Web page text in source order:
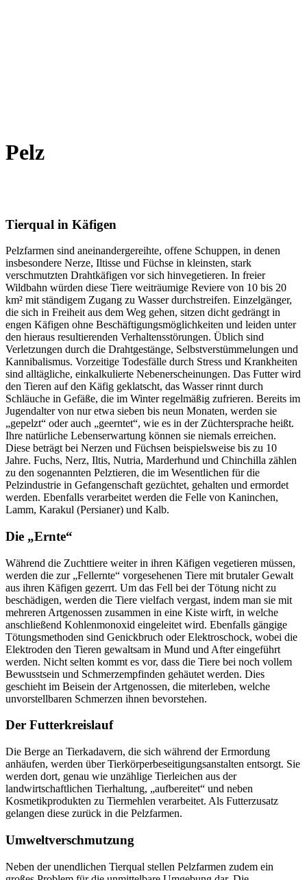
Pelz
Tierqual in Käfigen
Pelzfarmen sind aneinandergereihte, offene Schuppen, in denen
insbesondere Nerze, Iltisse und Füchse in kleinsten, stark
verschmutzten Drahtkäfigen vor sich hinvegetieren. In freier
Wildbahn würden diese Tiere weiträumige Reviere von 10 bis 20
km² mit ständigem Zugang zu Wasser durchstreifen. Einzelgänger,
die sich in Freiheit aus dem Weg gehen, sitzen dicht gedrängt in
engen Käfigen ohne Beschäftigungsmöglichkeiten und leiden unter
den hieraus resultierenden Verhaltensstörungen. Üblich sind
Verletzungen durch die Drahtgestänge, Selbstverstümmelungen und
Kannibalismus. Vorzeitige Todesfälle durch Stress und Krankheiten
sind alltägliche, einkalkulierte Nebenerscheinungen. Das Futter wird
den Tieren auf den Käfig geklatscht, das Wasser rinnt durch
Schläuche in Gefäße, die im Winter regelmäßig zufrieren. Bereits im
Jugendalter von nur etwa sieben bis neun Monaten, werden sie
„gepelzt“ oder auch „geerntet“, wie es in der Züchtersprache heißt.
Ihre natürliche Lebenserwartung können sie niemals erreichen.
Diese beträgt bei Nerzen und Füchsen beispielsweise bis zu 10
Jahre. Fuchs, Nerz, Iltis, Nutria, Marderhund und Chinchilla zählen
zu den sogenannten Pelztieren, die im Wesentlichen für die
Pelzindustrie in Gefangenschaft gezüchtet, gehalten und ermordet
werden. Ebenfalls verarbeitet werden die Felle von Kaninchen,
Lamm, Karakul (Persianer) und Kalb.
Die „Ernte“
Während die Zuchttiere weiter in ihren Käfigen vegetieren müssen,
werden die zur „Fellernte“ vorgesehenen Tiere mit brutaler Gewalt
aus ihren Käfigen gezerrt. Um das Fell bei der Tötung nicht zu
beschädigen, werden die Tiere vielfach vergast, indem man sie mit
mehreren Artgenossen zusammen in eine Kiste wirft, in welche
anschließend Kohlenmonoxid eingeleitet wird. Ebenfalls gängige
Tötungsmethoden sind Genickbruch oder Elektroschock, wobei die
Elektroden den Tieren gewaltsam in Mund und After eingeführt
werden. Nicht selten kommt es vor, dass die Tiere bei noch vollem
Bewusstsein und Schmerzempfinden gehäutet werden. Dies
geschieht im Beisein der Artgenossen, die miterleben, welche
unvorstellbaren Schmerzen ihnen bevorstehen.
Der Futterkreislauf
Die Berge an Tierkadavern, die sich während der Ermordung
anhäufen, werden über Tierkörperbeseitigungsanstalten entsorgt. Sie
werden dort, genau wie unzählige Tierleichen aus der
landwirtschaftlichen Tierhaltung, „aufbereitet“ und neben
Kosmetikprodukten zu Tiermehlen verarbeitet. Als Futterzusatz
gelangen diese zurück in die Pelzfarmen.
Umweltverschmutzung
Neben der unendlichen Tierqual stellen Pelzfarmen zudem ein